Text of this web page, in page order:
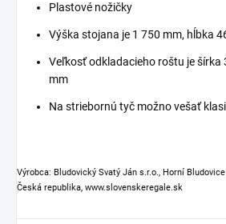
Plastové nožičky
Výška stojana je 1 750 mm, hĺbka
Veľkosť odkladacieho roštu je šírka
mm
Na striebornú tyč možno vešať
Výrobca: Bludovický Svatý Ján s.r.o., Horní
Česká republika, www.slovenskeregale.sk